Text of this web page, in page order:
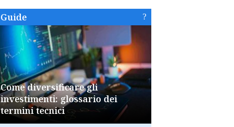
Guide
Come diversificare gli
investimenti: glossario dei
termini tecnici